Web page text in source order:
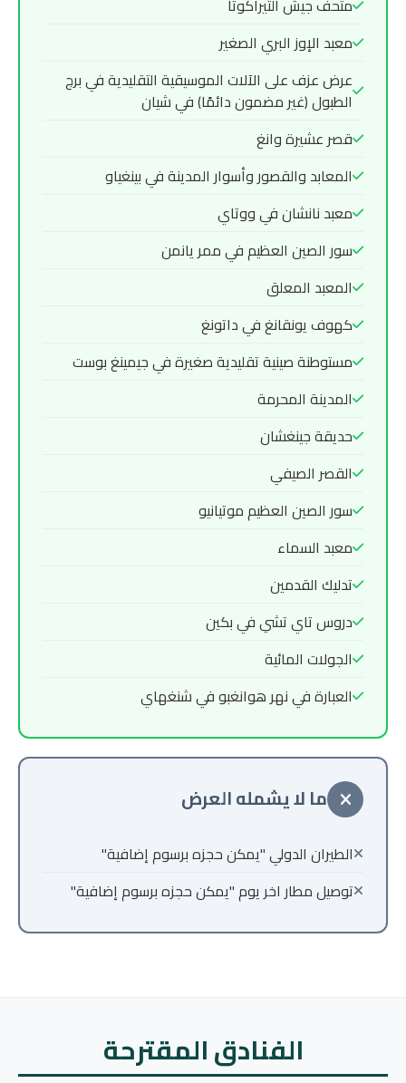
معبد الإوز البري الصغير
عرض عزف على الآلات الموسيقية التقليدية في برج
الطبول (غير مضمون دائمًا) في شيان
قصر عشيرة وانغ
المعابد والقصور وأسوار المدينة في بينغياو
معبد نانشان في ووتاي
سور الصين العظيم في ممر يانمن
المعبد المعلق
كهوف يونقانغ في داتونغ
مستوطنة صينية تقليدية صغيرة في جيمينغ بوست
المدينة المحرمة
حديقة جينغشان
القصر الصيفي
سور الصين العظيم موتيانيو
معبد السماء
تدليك القدمين
دروس تاي تشي في بكين
الجولات المائية
العبارة في نهر هوانغبو في شنغهاي
ما لا يشمله العرض
الطيران الدولي "يمكن حجزه برسوم إضافية"
توصيل مطار اخر يوم "يمكن حجزه برسوم إضافية"
الفنادق المقترحة